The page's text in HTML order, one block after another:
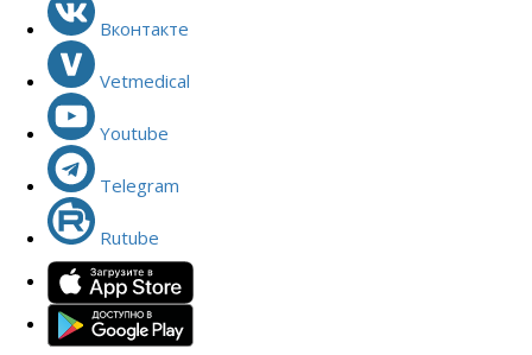
Вконтакте
Vetmedical
Youtube
Telegram
Rutube